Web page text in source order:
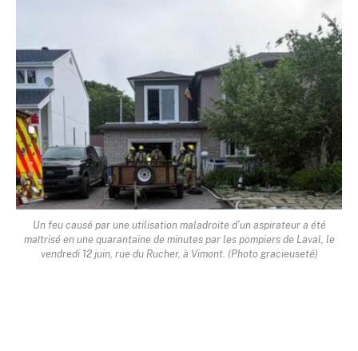
Un feu causé par une utilisation maladroite d’un aspirateur a été
maîtrisé en une quarantaine de minutes par les pompiers de Laval, le
vendredi 12 juin, rue du Rucher, à Vimont. (Photo gracieuseté)